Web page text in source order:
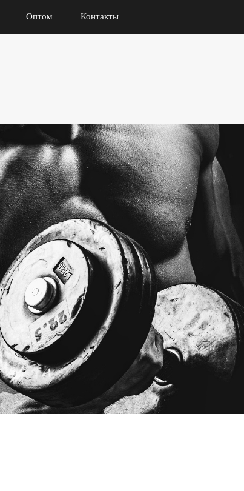
Оптом Контакты